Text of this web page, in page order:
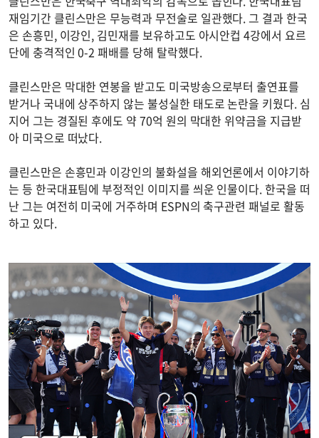
재임기간 클린스만은 무능력과 무전술로 일관했다. 그 결과 한국
은 손흥민, 이강인, 김민재를 보유하고도 아시안컵 4강에서 요르
단에 충격적인 0-2 패배를 당해 탈락했다.
클린스만은 막대한 연봉을 받고도 미국방송으로부터 출연표를
받거나 국내에 상주하지 않는 불성실한 태도로 논란을 키웠다. 심
지어 그는 경질된 후에도 약 70억 원의 막대한 위약금을 지급받
아 미국으로 떠났다.
클린스만은 손흥민과 이강인의 불화설을 해외언론에서 이야기하
는 등 한국대표팀에 부정적인 이미지를 씌운 인물이다. 한국을 떠
난 그는 여전히 미국에 거주하며 ESPN의 축구관련 패널로 활동
하고 있다.